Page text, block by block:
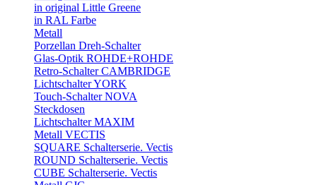
in original Little Greene
in RAL Farbe
Metall
Porzellan Dreh-Schalter
Glas-Optik ROHDE+ROHDE
Retro-Schalter CAMBRIDGE
Lichtschalter YORK
Touch-Schalter NOVA
Steckdosen
Lichtschalter MAXIM
Metall VECTIS
SQUARE Schalterserie. Vectis
ROUND Schalterserie. Vectis
CUBE Schalterserie. Vectis